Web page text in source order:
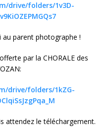
drive/folders/1v3D-
!
par la CHORALE des
drive/folders/1kZG-
attendez le téléchargement.